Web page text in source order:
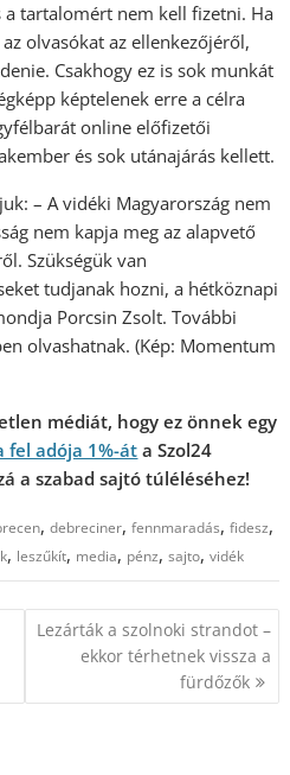
a tartalomért nem kell fizetni. Ha
olvasókat az ellenkezőjéről,
Csakhogy ez is sok munkát
képtelenek erre a célra
online előfizetői
és sok utánajárás kellett.
– A vidéki Magyarország nem
nem kapja meg az alapvető
Szükségük van
tudjanak hozni, a hétköznapi
Porcsin Zsolt. További
olvashatnak. (Kép: Momentum
médiát, hogy ez önnek egy
fel adója 1%-áta Szol24
a szabad sajtó túléléséhez!
,debreciner,fennmaradás,fidesz,
, leszűkít, media, pénz,sajto,vidék
Lezárták a szolnoki strandot –
ekkor térhetnek vissza a
fürdőzők